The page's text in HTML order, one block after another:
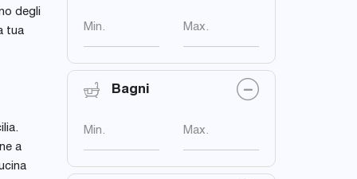
degli
tua
a
Min. Max.
Bagni
Min. Max.